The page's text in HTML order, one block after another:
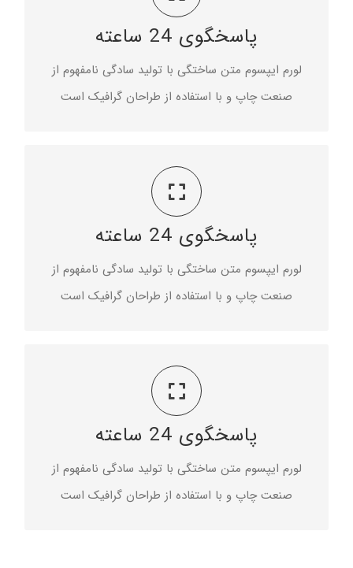
پاسخگوی 24 ساعته
لورم ایپسوم متن ساختگی با تولید سادگی نامفهوم از
صنعت چاپ و با استفاده از طراحان گرافیک است
لورم ایپسوم متن ساختگی با تولید سادگی نامفهوم با
پاسخگوی 24 ساعته
لورم ایپسوم متن ساختگی با تولید سادگی نامفهوم از
صنعت چاپ و با استفاده از طراحان گرافیک است
مناسب برای صفحه نمایش
لورم ایپسوم متن ساختگی با تولید سادگی نامفهوم با
پاسخگوی 24 ساعته
لورم ایپسوم متن ساختگی با تولید سادگی نامفهوم از
صنعت چاپ و با استفاده از طراحان گرافیک است
مناسب برای صفحه نمایش
لورم ایپسوم متن ساختگی با تولید سادگی نامفهوم با